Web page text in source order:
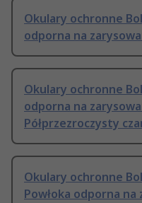
Okulary ochronne
odporna na
Okulary ochronne
odporna na
Półprzezroczysty
Okulary ochronne
Powłoka odporna